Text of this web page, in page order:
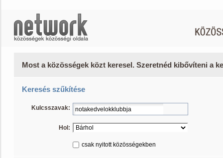
Most a közösségek közt keresel. Szeretnéd kibővíteni a
Keresés szűkítése
Kulcsszavak:
Hol:
csak nyitott közösségekben